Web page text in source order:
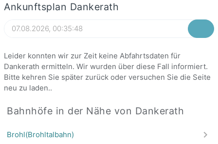
Ankunftsplan Dankerath
Leider konnten wir zur Zeit keine Abfahrtsdaten für
Dankerath ermitteln. Wir wurden über diese Fall informiert.
Bitte kehren Sie später zurück oder versuchen Sie die Seite
neu zu laden..
Bahnhöfe in der Nähe von Dankerath
Brohl(Brohltalbahn)